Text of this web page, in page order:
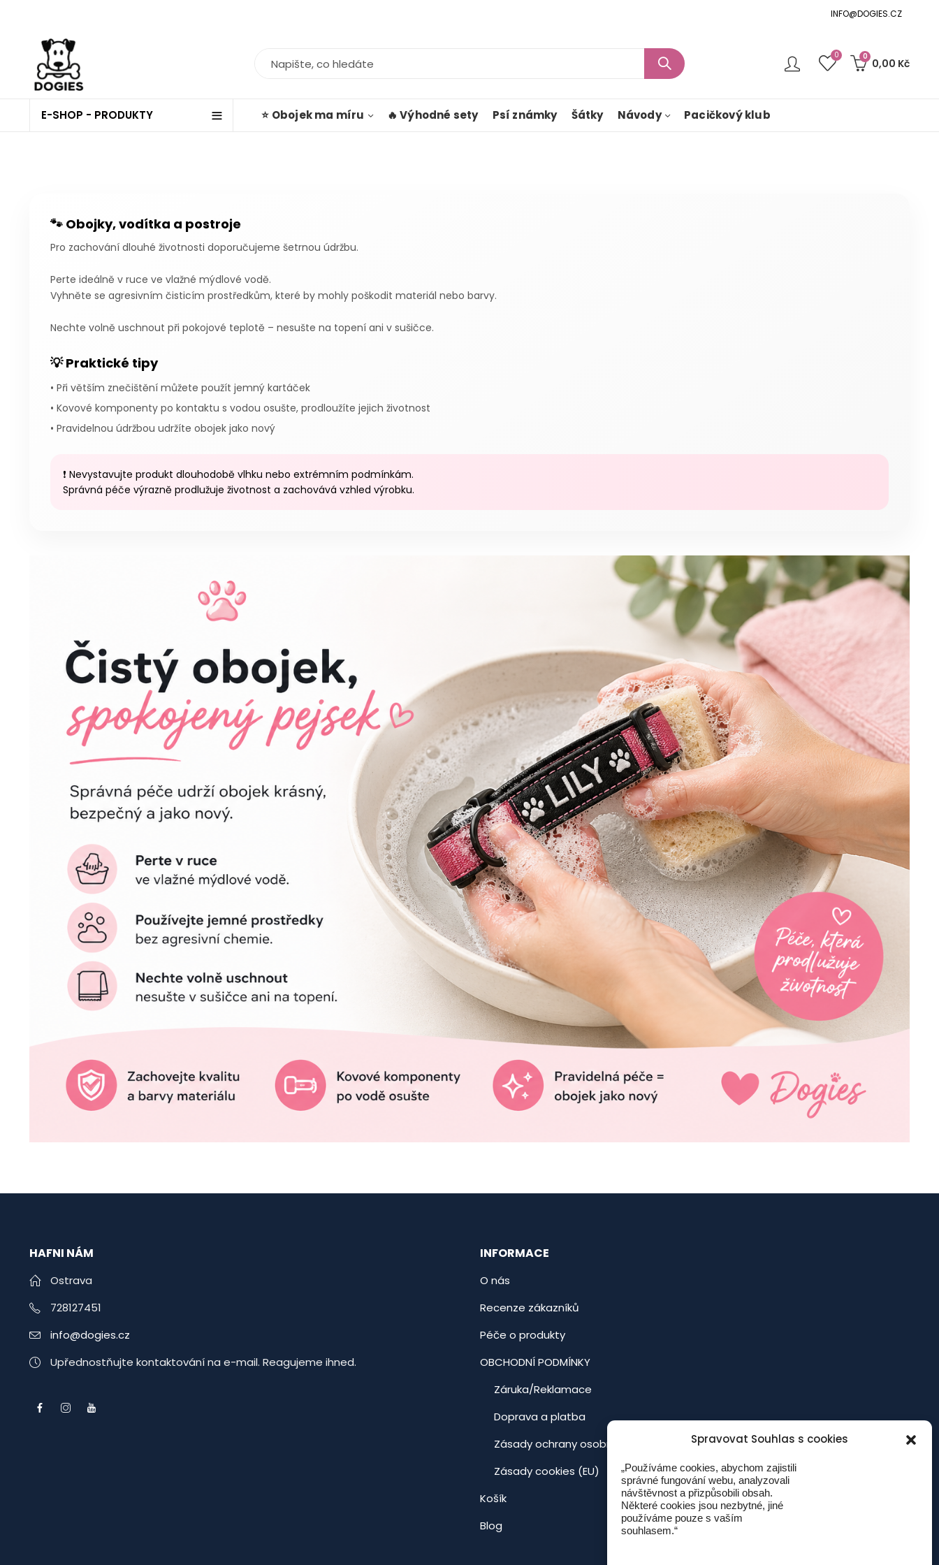
Spravovat Souhlas s cookies
„Používáme cookies, abychom zajistili
správné fungování webu, analyzovali
návštěvnost a přizpůsobili obsah.
Některé cookies jsou nezbytné, jiné
používáme pouze s vaším
souhlasem.“
INFO@DOGIES.CZ
0 0
0,00 Kč
E-SHOP - PRODUKTY ⭐ Obojek ma míru 🔥 Výhodné sety Psí známky Šátky Návody Pacičkový klub
🐾 Obojky, vodítka a postroje
Pro zachování dlouhé životnosti doporučujeme šetrnou údržbu.
Perte ideálně v ruce ve vlažné mýdlové vodě.
Vyhněte se agresivním čisticím prostředkům, které by mohly poškodit materiál nebo barvy.
Nechte volně uschnout při pokojové teplotě – nesušte na topení ani v sušičce.
💡 Praktické tipy
• Při větším znečištění můžete použít jemný kartáček
• Kovové komponenty po kontaktu s vodou osušte, prodloužíte jejich životnost
• Pravidelnou údržbou udržíte obojek jako nový
❗ Nevystavujte produkt dlouhodobě vlhku nebo extrémním podmínkám.
Správná péče výrazně prodlužuje životnost a zachovává vzhled výrobku.
HAFNI NÁM
Ostrava
728127451
info@dogies.cz
Upřednostňujte kontaktování na e-mail. Reagujeme ihned.
INFORMACE
O nás
Recenze zákazníků
Péče o produkty
OBCHODNÍ PODMÍNKY
Záruka/Reklamace
Doprava a platba
Zásady ochrany osobních údajů
Zásady cookies (EU)
Košík
Blog